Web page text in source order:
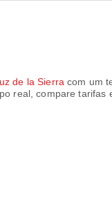
de la Sierra com um
real, compare